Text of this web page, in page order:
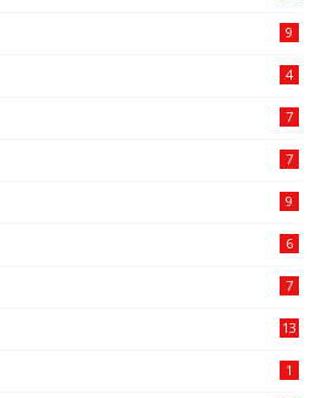
9
4
7
7
9
6
7
13
1